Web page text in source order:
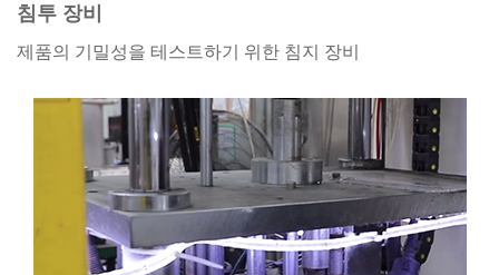
침투 장비
제품의 기밀성을 테스트하기 위한 침지 장비